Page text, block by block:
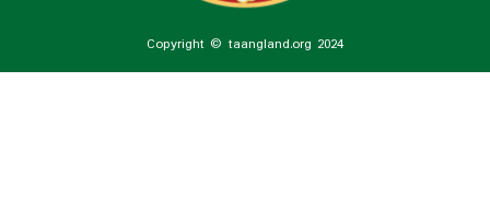
Copyright © taangland.org 2024